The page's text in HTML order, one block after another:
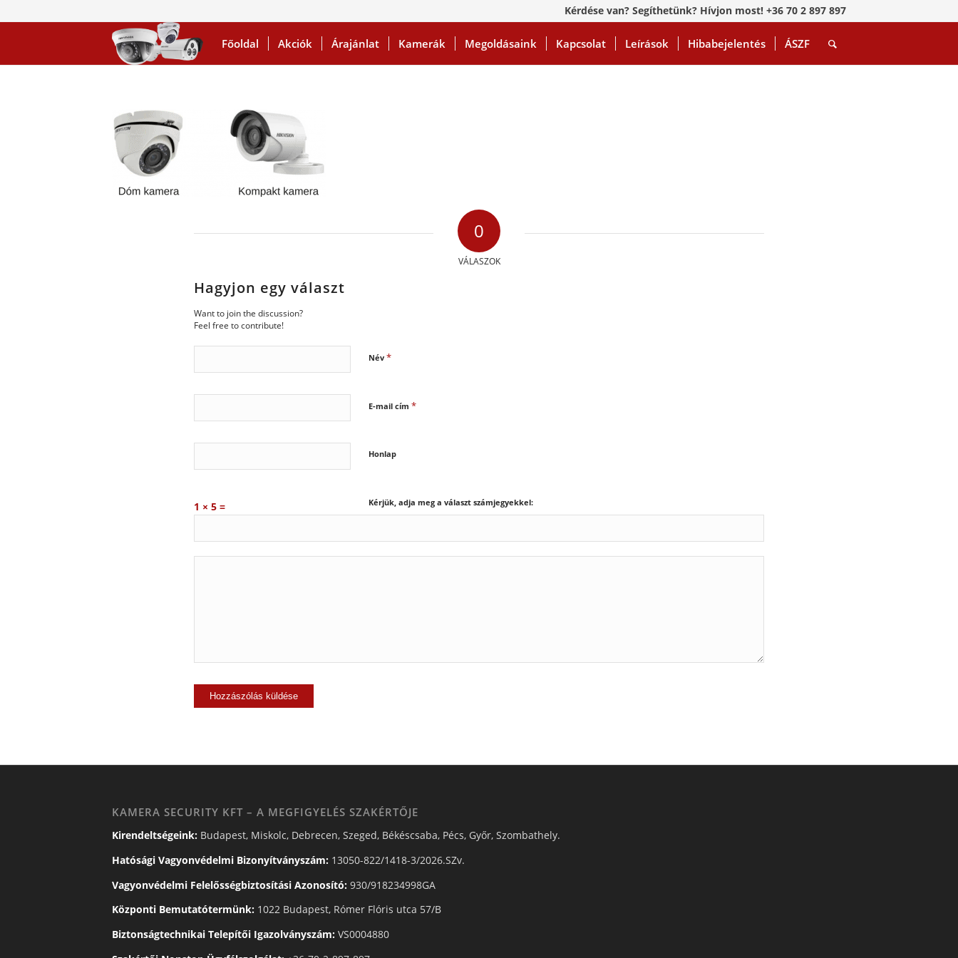
Kérdése van? Segíthetünk? Hívjon most! +36 70 2 897 897
Főoldal Akciók Árajánlat Kamerák Megoldásaink Kapcsolat Leírások Hibabejelentés ÁSZF
0
VÁLASZOK
Hagyjon egy választ
Want to join the discussion?
Feel free to contribute!
Név *
E-mail cím *
Honlap
Kérjük, adja meg a választ számjegyekkel:
1 × 5 =
KAMERA SECURITY KFT – A MEGFIGYELÉS SZAKÉRTŐJE
Kirendeltségeink: Budapest, Miskolc, Debrecen, Szeged, Békéscsaba, Pécs, Győr, Szombathely.
Hatósági Vagyonvédelmi Bizonyítványszám: 13050-822/1418-3/2026.SZv.
Vagyonvédelmi Felelősségbiztosítási Azonosító: 930/918234998GA
Központi Bemutatótermünk: 1022 Budapest, Rómer Flóris utca 57/B
Biztonságtechnikai Telepítői Igazolványszám: VS0004880